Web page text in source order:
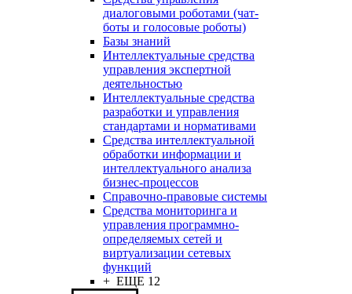
диалоговыми роботами (чат-
боты и голосовые роботы)
Базы знаний
Интеллектуальные средства
управления экспертной
деятельностью
Интеллектуальные средства
разработки и управления
стандартами и нормативами
Средства интеллектуальной
обработки информации и
интеллектуального анализа
бизнес-процессов
Справочно-правовые системы
Средства мониторинга и
управления программно-
определяемых сетей и
виртуализации сетевых
функций
+ ЕЩЕ 12